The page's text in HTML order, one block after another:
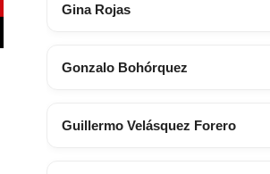
Gina Rojas
Gonzalo Bohórquez
Guillermo Velásquez Forero